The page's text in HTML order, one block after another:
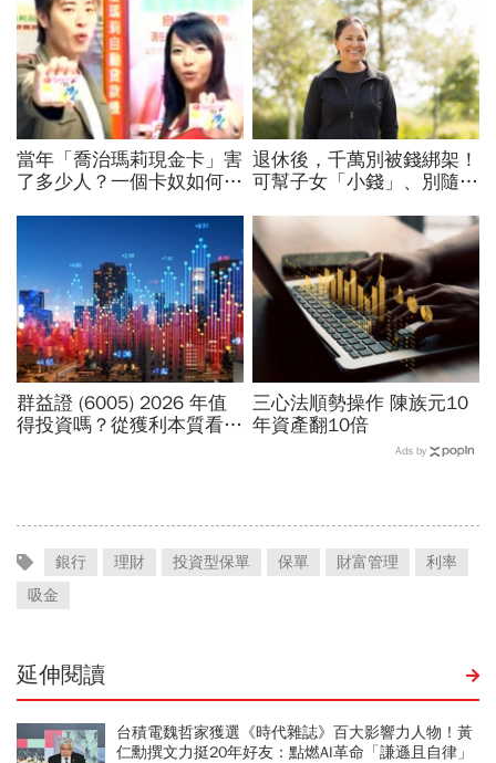
當年「喬治瑪莉現金卡」害
了多少人？一個卡奴如何把
退休後，千萬別被錢綁架！
可幫子女「小錢」、別隨意
開心花
群益證 (6005) 2026 年值
得投資嗎？從獲利本質看價
三心法順勢操作 陳族元10
年資產翻10倍
Ads by
銀行 理財 投資型保單 保單 財富管理
利率
吸金
延伸閱讀
台積電魏哲家獲選《時代雜誌》百大影響力人物！黃
仁勳撰文力挺20年好友：點燃AI革命「謙遜且自律」